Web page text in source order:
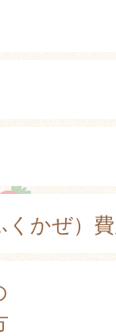
かぜ）